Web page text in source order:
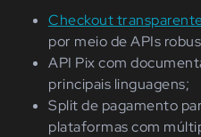
Checkout
por meio de APIs
API Pix com
principais linguagens;
Split de pagamento
plataformas com